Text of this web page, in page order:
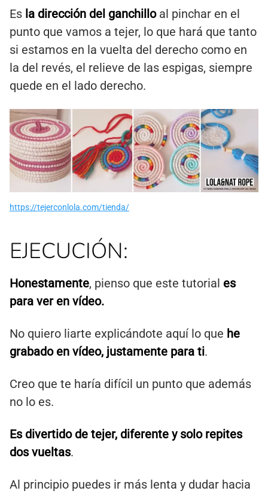
Es la dirección del ganchilloal pinchar en el
punto que vamos a tejer, lo que hará que tanto
si estamos en la vuelta del derecho como en
la del revés, el relieve de las espigas, siempre
quede en el lado derecho.
https://tejerconlola.com/tienda/
EJECUCIÓN:
Honestamente, pienso que este tutorial es
para ver en vídeo.
No quiero liarte explicándote aquí lo que he
grabado en vídeo, justamente para ti.
Creo que te haría difícil un punto que además
no lo es.
Es divertido de tejer, diferente y solo repites
dos vueltas.
Al principio puedes ir más lenta y dudar hacia